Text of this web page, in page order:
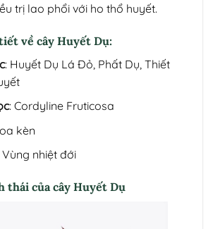
trị lao phổi với ho thổ huyết.
về cây Huyết Dụ:
: Huyết Dụ Lá Đỏ, Phất Dụ, Thiết
: Cordyline Fruticosa
kèn
Vùng nhiệt đới
thái của cây Huyết Dụ